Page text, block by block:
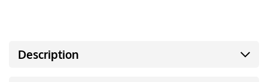
Description